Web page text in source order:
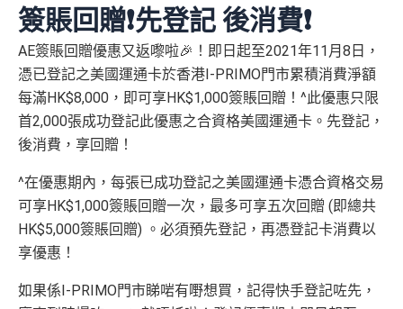
簽賬回贈❗️先登記 後消費❗️
AE簽賬回贈優惠又返嚟啦🎉！即日起至2021年11月8日，
憑已登記之美國運通卡於香港I-PRIMO門市累積消費淨額
每滿HK$8,000，即可享HK$1,000簽賬回贈！^此優惠只限
首2,000張成功登記此優惠之合資格美國運通卡。先登記，
後消費，享回贈！
^在優惠期內，每張已成功登記之美國運通卡憑合資格交易
可享HK$1,000簽賬回贈一次，最多可享五次回贈 (即總共
HK$5,000簽賬回贈) 。必須預先登記，再憑登記卡消費以
享優惠！
如果係I-PRIMO門市睇啱有嘢想買，記得快手登記咗先，